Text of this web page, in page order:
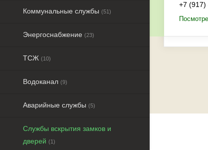
Коммунальные службы (51)
Энергоснабжение (23)
ТСЖ (10)
Водоканал (9)
Аварийные службы (5)
Службы вскрытия замков и
дверей (1)
+7 (917)